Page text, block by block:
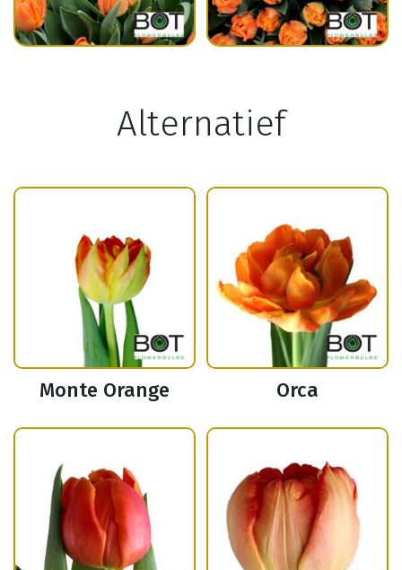
Alternatief
Monte Orange Orca